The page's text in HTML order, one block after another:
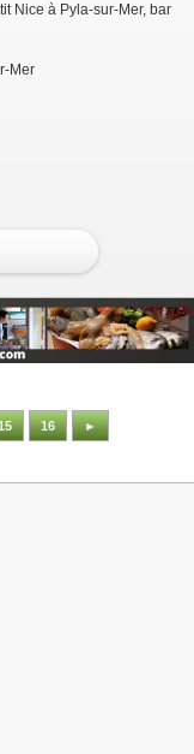
Nice à Pyla-sur-Mer, bar
Mer
16 ►